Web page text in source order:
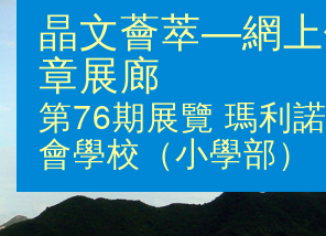
晶文薈萃—網
章展廊
第76期展覽 瑪利
會學校（小學部）